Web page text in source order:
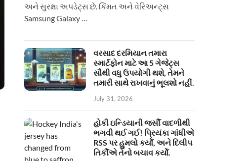
અને સુરક્ષા અપડેટ્સ છે. કિંમત અને વેરિઅન્ટ્સ
Samsung Galaxy …
વરસાદ દરમિયાન તમારા
સ્માર્ટફોન માટે આ 5 ગેજેટ્સ
સૌથી વધુ ઉપયોગી થશે, તેમને
તમારી સાથે રાખવાનું ભૂલશો નહીં.
July 31, 2026
હોકી ઇન્ડિયાની જર્સી વાદળીથી
ભગવી થઈ ગઈ! પ્રિયંકા ગાંધીએ
RSS પર હુમલો કર્યો, અને દિલીપ
તિર્કીએ તેનો બચાવ કર્યો.